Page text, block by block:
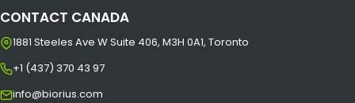
CONTACT CANADA
1881 Steeles Ave W Suite 406, M3H 0A1, Toronto
+1 (437) 370 43 97
info@biorius.com